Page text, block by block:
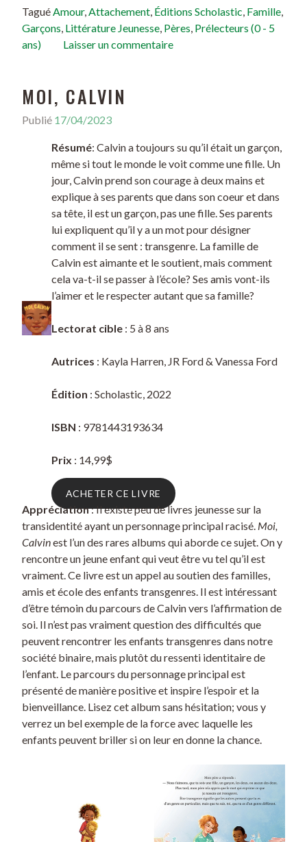
Tagué Amour, Attachement Éditions Scholastic Famille
Garçons Littérature Jeunesse Pères Prélecteurs (0 - 5
ans)
Laisser un commentaire
MOI, CALVIN
Publié 17/04/2023
Résumé: Calvin a toujours su qu’il était un garçon,
même si tout le monde le voit comme une fille. Un
jour, Calvin prend son courage à deux mains et
explique à ses parents que dans son coeur et dans
sa tête, il est un garçon, pas une fille. Ses parents
lui expliquent qu’il y a un mot pour désigner
comment il se sent : transgenre. La famille de
Calvin est aimante et le soutient, mais comment
cela va-t-il se passer à l’école? Ses amis vont-ils
l’aimer et le respecter autant que sa famille?
Lectorat cible: 5 à 8 ans
Autrices : Kayla Harren, JR Ford & Vanessa Ford
Édition : Scholastic, 2022
ISBN : 9781443193634
Prix : 14,99$
ACHETER CE LIVRE
Appréciation: Il existe peu de livres jeunesse sur la
transidentité ayant un personnage principal racisé. Moi,
Calvinest l’un des rares albums qui aborde ce sujet. On y
rencontre un jeune enfant qui veut être vu tel qu’il est
vraiment. Ce livre est un appel au soutien des familles,
amis et école des enfants transgenres. Il est intéressant
d’être témoin du parcours de Calvin vers l’affirmation de
soi. Il n’est pas vraiment question des difficultés que
peuvent rencontrer les enfants transgenres dans notre
société binaire, mais plutôt du ressenti identitaire de
l’enfant. Le parcours du personnage principal est
présenté de manière positive et inspire l’espoir et la
bienveillance. Lisez cet album sans hésitation; vous y
verrez un bel exemple de la force avec laquelle les
enfants peuvent briller si on leur en donne la chance.